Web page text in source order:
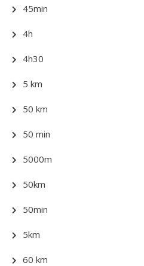
45min
4h
4h30
5 km
50 km
50 min
5000m
50km
50min
5km
60 km